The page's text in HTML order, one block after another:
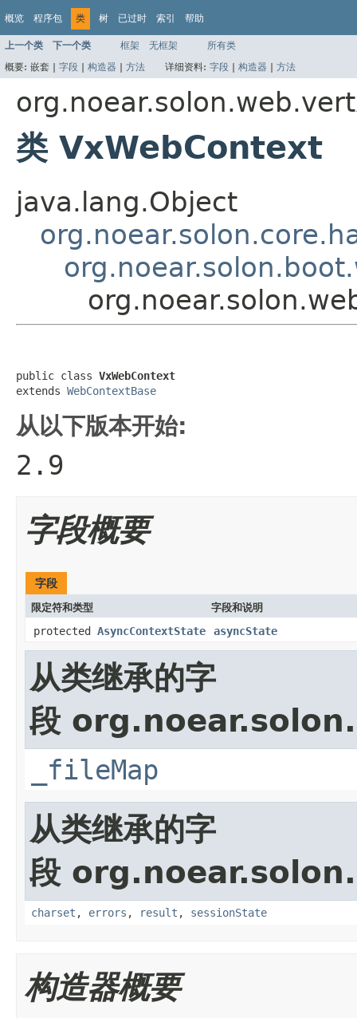
概览 程序包 类 树 已过时 索引 帮助
上一个类 下一个类 框架 无框架
所有类
概要: 嵌套 | 字段 | 构造器 | 方法 详细资料: 字段 | 构造器 | 方法
类 VxWebContext
java.lang.Object
public class VxWebContext
extends WebContextBase
从以下版本开始:
2.9
字段概要
字段
限定符和类型 字段和说明
protected AsyncContextState asyncState
从类继承的字
段
_fileMap
从类继承的字
段
charset , errors , result , sessionState
构造器概要